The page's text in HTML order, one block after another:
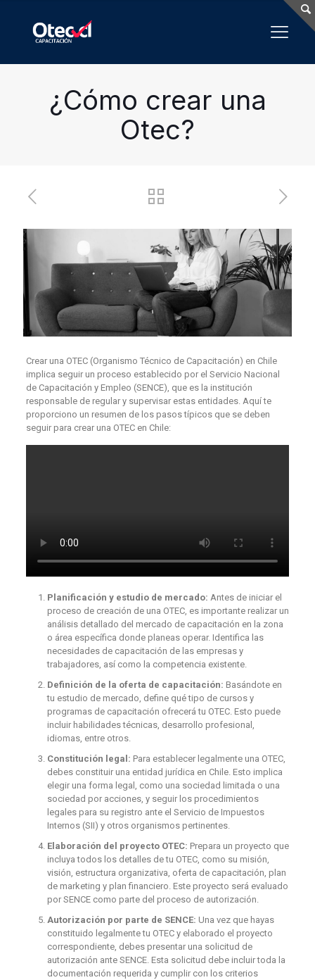
¿Cómo crear una
Otec?
Crear una OTEC (Organismo Técnico de Capacitación) en Chile
implica seguir un proceso establecido por el Servicio Nacional
de Capacitación y Empleo (SENCE), que es la institución
responsable de regular y supervisar estas entidades. Aquí te
proporciono un resumen de los pasos típicos que se deben
seguir para crear una OTEC en Chile:
Planificación y estudio de mercado: Antes de iniciar el
proceso de creación de una OTEC, es importante realizar un
análisis detallado del mercado de capacitación en la zona
o área específica donde planeas operar. Identifica las
necesidades de capacitación de las empresas y
trabajadores, así como la competencia existente.
Definición de la oferta de capacitación: Basándote en
tu estudio de mercado, define qué tipo de cursos y
programas de capacitación ofrecerá tu OTEC. Esto puede
incluir habilidades técnicas, desarrollo profesional,
idiomas, entre otros.
Constitución legal: Para establecer legalmente una OTEC,
debes constituir una entidad jurídica en Chile. Esto implica
elegir una forma legal, como una sociedad limitada o una
sociedad por acciones, y seguir los procedimientos
legales para su registro ante el Servicio de Impuestos
Internos (SII) y otros organismos pertinentes.
Elaboración del proyecto OTEC: Prepara un proyecto que
incluya todos los detalles de tu OTEC, como su misión,
visión, estructura organizativa, oferta de capacitación, plan
de marketing y plan financiero. Este proyecto será evaluado
por SENCE como parte del proceso de autorización.
Autorización por parte de SENCE: Una vez que hayas
constituido legalmente tu OTEC y elaborado el proyecto
correspondiente, debes presentar una solicitud de
autorización ante SENCE. Esta solicitud debe incluir toda la
documentación requerida y cumplir con los criterios